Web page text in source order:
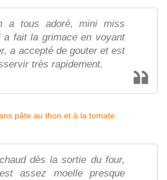
a tous adoré, mini miss
a fait la grimace en voyant
a accepté de gouter et est
très rapidement.
dès la sortie du four,
assez moelle presque